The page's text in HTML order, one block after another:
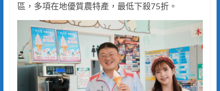
區，多項在地優質農特產，最低下殺75折。